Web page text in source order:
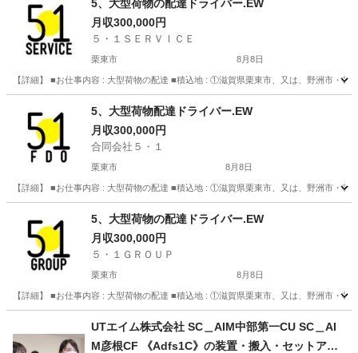
5、大型荷物の配達ドライバー.EW
月収300,000円
５・１ＳＥＲＶＩＣＥ
栗東市 8月8日
【詳細】 ■お仕事内容 : 大型荷物の配達 ■積込地 : ①滋賀県栗東市、又は、野洲市・
配送 未経験
5、大型荷物配達ドライバー.EW
月収300,000円
合同会社５・１
栗東市 8月8日
【詳細】 ■お仕事内容 : 大型荷物の配達 ■積込地 : ①滋賀県栗東市、又は、野洲市・
配送 未経験
5、大型荷物の配達ドライバー.EW
月収300,000円
５・１ＧＲＯＵＰ
栗東市 8月8日
【詳細】 ■お仕事内容 : 大型荷物の配達 ■積込地 : ①滋賀県栗東市、又は、野洲市・
未経験
UTエイム株式会社 SC＿AIM中部第一CU SC＿AI
M彦根CF 《Adfs1C》の装置・搬入・セットアッ